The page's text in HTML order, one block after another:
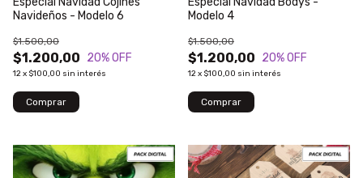
Navideños - Modelo 6
$1.200,00
$1.500,00
20% OFF
12x $100,00 sin interés
Modelo 4
$1.200,00
$1.500,00
20% OFF
12x $100,00 sin interés